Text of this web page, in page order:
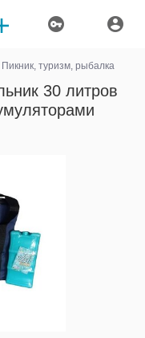
Пикник, туризм, рыбалка
30 литров